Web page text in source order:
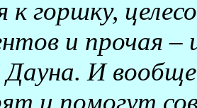
к горшку,
и прочая –
Дауна. И
и помогут